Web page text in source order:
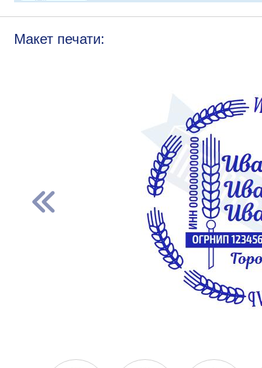
Макет печати: